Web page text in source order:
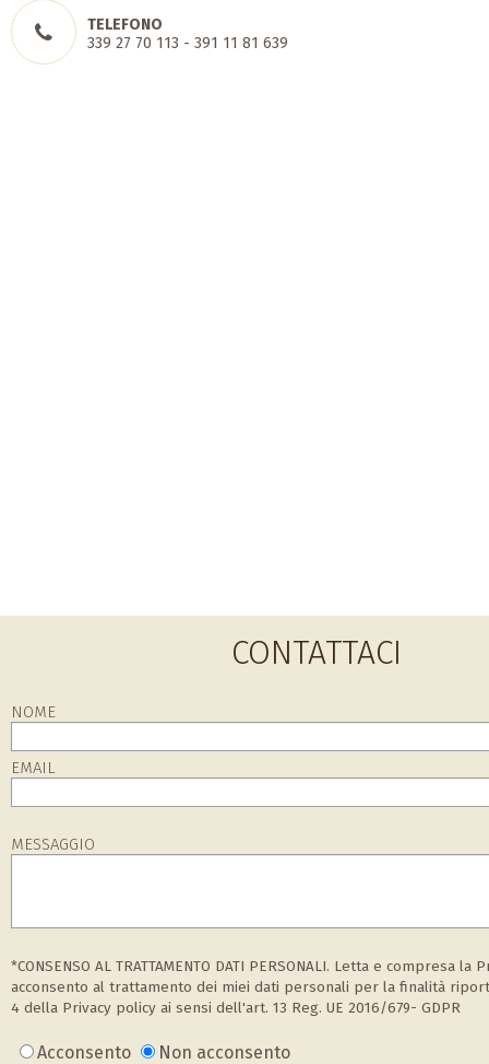
TELEFONO
339 27 70 113 - 391 11 81 639
CONTATTACI
NOME
EMAIL
MESSAGGIO
*CONSENSO AL TRATTAMENTO DATI PERSONALI. Letta e compresa la
acconsento al trattamento dei miei dati personali per la finalità
4 della Privacy policy ai sensi dell'art. 13 Reg. UE 2016/679- GDPR
Acconsento Non acconsento